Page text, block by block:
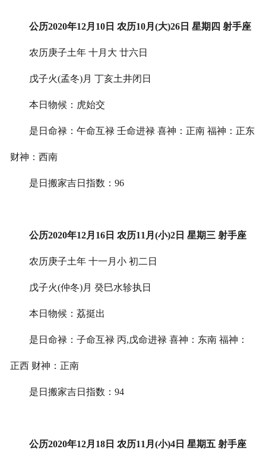
公历2020年12月10日 农历10月(大)26日 星期四 射手座
农历庚子土年 十月大 廿六日
戊子火(孟冬)月 丁亥土井闭日
本日物候：虎始交
是日命禄：午命互禄 壬命进禄 喜神：正南 福神：正东
财神：西南
是日搬家吉日指数：96
公历2020年12月16日 农历11月(小)2日 星期三 射手座
农历庚子土年 十一月小 初二日
戊子火(仲冬)月 癸巳水轸执日
本日物候：荔挺出
是日命禄：子命互禄 丙,戊命进禄 喜神：东南 福神：
正西 财神：正南
是日搬家吉日指数：94
公历2020年12月18日 农历11月(小)4日 星期五 射手座